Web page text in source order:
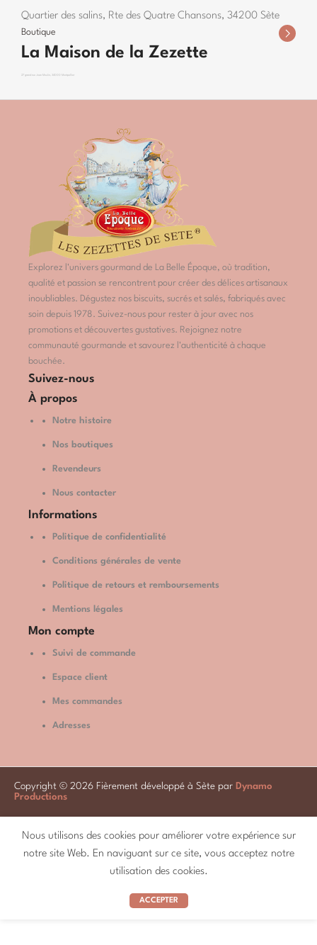
Quartier des salins, Rte des Quatre Chansons, 34200 Sète
Boutique
La Maison de la Zezette
27 grand rue Jean Moulin, 34000 Montpellier
Explorez l'univers gourmand de La Belle Époque, où tradition,
qualité et passion se rencontrent pour créer des délices artisanaux
inoubliables. Dégustez nos biscuits, sucrés et salés, fabriqués avec
soin depuis 1978. Suivez-nous pour rester à jour avec nos
promotions et découvertes gustatives. Rejoignez notre
communauté gourmande et savourez l'authenticité à chaque
bouchée.
Suivez-nous
À propos
Notre histoire
Nos boutiques
Revendeurs
Nous contacter
Informations
Politique de confidentialité
Conditions générales de vente
Politique de retours et remboursements
Mentions légales
Mon compte
Suivi de commande
Espace client
Mes commandes
Adresses
Copyright © 2026 Fièrement développé à Sète par Dynamo
Productions
Nous utilisons des cookies pour améliorer votre expérience sur
notre site Web. En naviguant sur ce site, vous acceptez notre
utilisation des cookies.
ACCEPTER
La Zézette de Sète –
Gobelet 100 gr
SÉLECTIONNEZ
LES OPTIONS